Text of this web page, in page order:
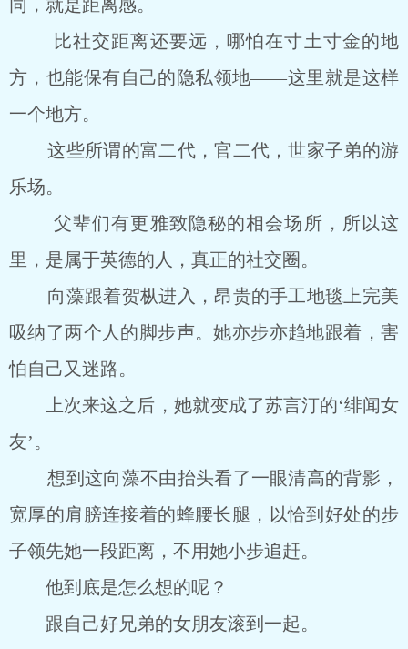
同，就是距离感。
比社交距离还要远，哪怕在寸土寸金的地
方，也能保有自己的隐私领地――这里就是这样
一个地方。
这些所谓的富二代，官二代，世家子弟的游
乐场。
父辈们有更雅致隐秘的相会场所，所以这
里，是属于英德的人，真正的社交圈。
向藻跟着贺枞进入，昂贵的手工地毯上完美
吸纳了两个人的脚步声。她亦步亦趋地跟着，害
怕自己又迷路。
上次来这之后，她就变成了苏言汀的‘绯闻女
友’。
想到这向藻不由抬头看了一眼清高的背影，
宽厚的肩膀连接着的蜂腰长腿，以恰到好处的步
子领先她一段距离，不用她小步追赶。
他到底是怎么想的呢？
跟自己好兄弟的女朋友滚到一起。